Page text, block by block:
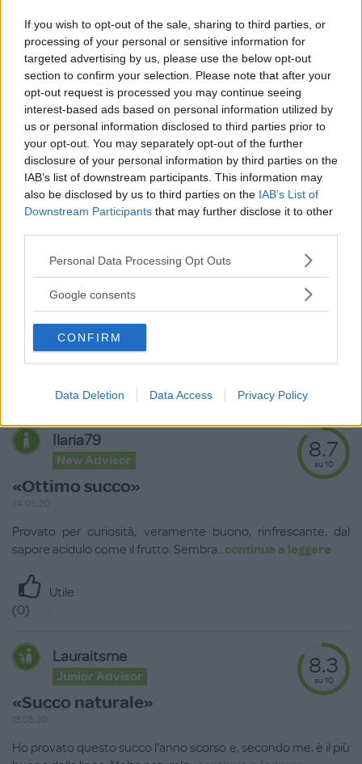
If you wish to opt-out of the sale, sharing to third parties, or
processing of your personal or sensitive information for
targeted advertising by us, please use the below opt-out
section to confirm your selection. Please note that after your
opt-out request is processed you may continue seeing
interest-based ads based on personal information utilized by
us or personal information disclosed to third parties prior to
your opt-out. You may separately opt-out of the further
disclosure of your personal information by third parties on the
IAB’s list of downstream participants. This information may
also be disclosed by us to third parties on the IAB’s List of
Downstream Participants that may further disclose it to other
Please note that this website/app uses one or more Google
not limited to your visit or usage behaviour. You may click to
use your data for below specified purposes in below Google
consent section.
Personal Data Processing Opt Outs
Google consents
CONFIRM
Data Deletion Data Access Privacy Policy
«Mi è piaciuta tantissimo !»
14.12.21
Difficile da trovare. Io l'ho trovata al supermercato in località
balneare, in estate. Presa pe... continua a leggere
Utile
0)
Martimon
«Buonissimo! »
10.0
A me piace un sacco bere queste spremute di solo
melograno al 100%! E voglio sottolineare che n
continua a leggere
Ilaria79
New Advisor
«Ottimo succo»
8.7
su 10
Provato per curiosità, veramente buono, rinfrescante, dal
sapore acidulo come il frutto. Sembra
continua a leggere
Utile
(0)
Lauraitsme
Junior Advisor
«Succo naturale»
8.3
su 10
Ho provato questo succo l'anno scorso e, secondo me, è il più